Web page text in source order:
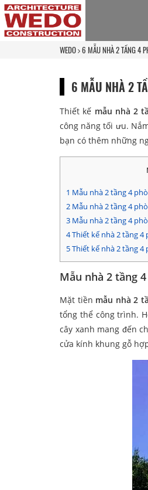
WEDO 6 MẪU NHÀ 2 TẦNG 4
6 MẪU NHÀ 2
Thiết kế mẫu nhà 2
công năng tối ưu.
bạn có thêm những
1 Mẫu nhà 2 tầng 4
2 Mẫu nhà 2 tầng 4
3 Mẫu nhà 2 tầng 4
4Thiết kế nhà 2 tầng 4
5Thiết kế nhà 2 tầng
Mẫu nhà 2 tầng
Mặt tiền mẫu nhà 2
tổng thể công trình.
cây xanh mang đến
cửa kính khung gỗ